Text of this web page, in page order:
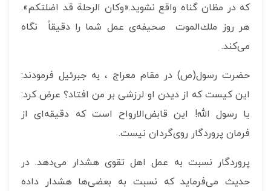
كه در مظان گناه واقع نشوید.«وكان الرحلة قد اضلتكم».
هر روز ملك‌الموت صحیفه‌ی عمل شما را دقیقاً نگاه
می‌كند.
حضرت رسول(ص) در مقام معراج ، به جبرئیل فرمودند:
این كیست كه از دیدن او لرزشی بر من افتاد؟ عرض كرد:
یا رسول الله! این قابض‌الارواح است كه دقیقه‌ای از
فرمان پروردگار روی‌گردان نیست.
پروردگار نسبت به عمل اهل تقوی هشدار می‌دهد. در
حدیث می‌فرماید که نسبت به بعضی‌ها هشدار داده